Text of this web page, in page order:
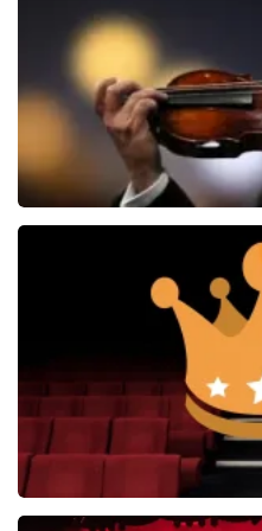
BEKIJKEN
5606+reviews
BEKIJKEN